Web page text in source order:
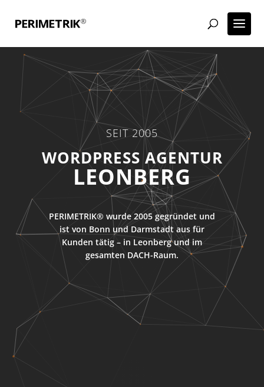
SEIT 2005
WORDPRESS AGENTUR
LEONBERG
PERIMETRIK® wurde 2005 gegründet und
ist von Bonn und Darmstadt aus für
Kunden tätig – in Leonberg und im
gesamten DACH-Raum.